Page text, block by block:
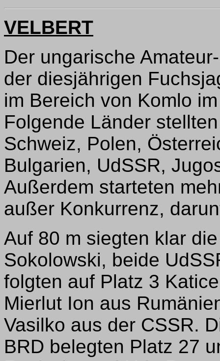
VELBERT
Der ungarische
der diesjährigen
im Bereich von Komlo
Folgende Länder
Schweiz, Polen,
Bulgarien, UdSSR,
Außerdem starteten
außer Konkurrenz,
Auf 80 m siegten klar
Sokolowski, beide
folgten auf Platz 3
Mierlut Ion aus
Vasilko aus der CSSR.
BRD belegten Platz 27